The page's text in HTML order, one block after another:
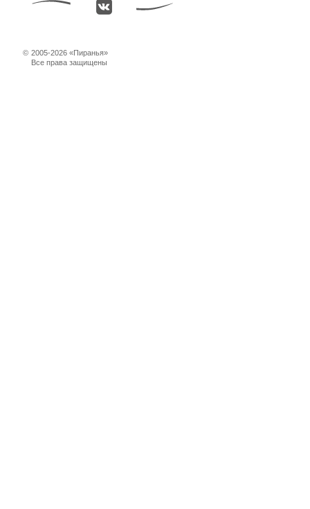
© 2005-2026 «Пиранья»
Все права защищены